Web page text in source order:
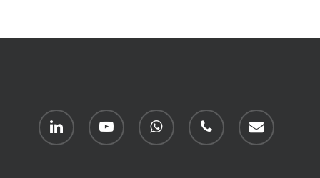
linkedin youtube whatsapp phone email